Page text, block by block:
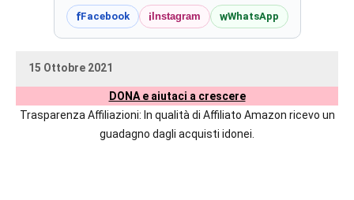
delle
autrici
fFacebook i Instagram wWhatsApp
15 Ottobre 2021
DONA e aiutaci a crescere
Trasparenza Affiliazioni: In qualità di Affiliato Amazon ricevo un
guadagno dagli acquisti idonei.